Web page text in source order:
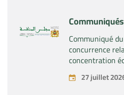
Communiqués
Communiqué
concurrence
concentration
la prise du
société «
27 juillet